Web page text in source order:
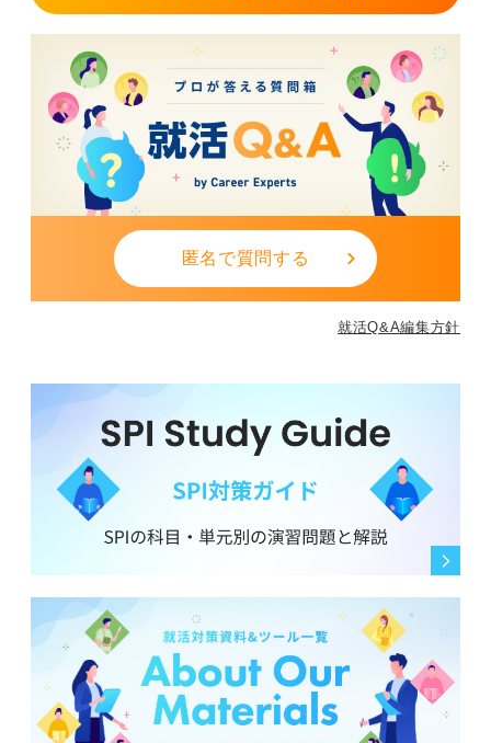
に購入・利用する流れを徹底しましょう。
0
匿名で質問する
就活Q&A編集方針